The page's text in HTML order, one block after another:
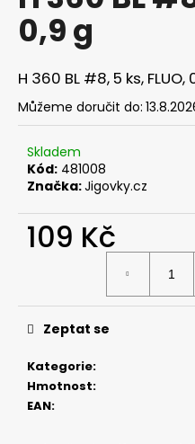
0,0
z
hvězdiček.
0,9 g
H 360 BL #8, 5 ks, FLUO,
Můžeme doručit do:
Skladem
Kód: 481008
Značka:Jigovky.cz
109 Kč
Kategorie:
Hmotnost:
EAN:
Zeptat se
a
j
í
t
?
o
p
u
č